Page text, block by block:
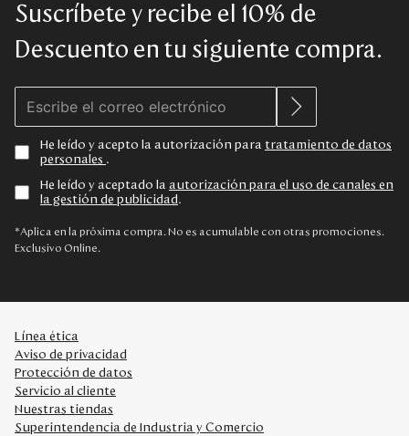
Suscríbete y recibe el 10% de
Descuento en tu siguiente compra.
He leído y acepto la autorización para tratamiento de datos
personales .
He leído y aceptado la autorización para el uso de canales en
la gestión de publicidad .
*Aplica en la próxima compra. No es acumulable con otras promociones.
Exclusivo Online.
Línea ética
Aviso de privacidad
Protección de datos
Servicio al cliente
Nuestras tiendas
Superintendencia de Industria y Comercio